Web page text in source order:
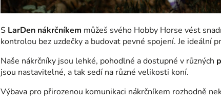
S LarDen nákrčníkem můžeš svého Hobby Horse vést
kontrolou bez uzdečky a budovat pevné spojení. Je ideální
Naše nákrčníky jsou lehké, pohodlné a dostupné v různých
jsou nastavitelné, a tak sedí na různé velikosti koní.
Výbava pro přirozenou komunikaci nákrčníkem rozhodně